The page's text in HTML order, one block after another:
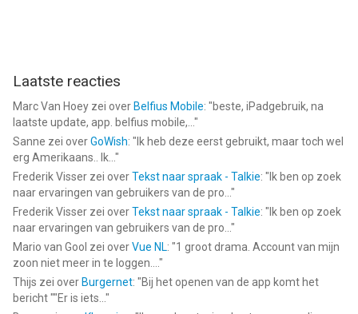
Laatste reacties
Marc Van Hoey zei over Belfius Mobile: "beste, iPadgebruik, na
laatste update, app. belfius mobile,... "
Sanne zei overGoWish: " Ik heb deze eerst gebruikt, maar toch wel
erg Amerikaans.. Ik... "
Frederik Visser zei overTekst naar spraak - Talkie: " Ik ben op zoek
naar ervaringen van gebruikers van de pro... "
Frederik Visser zei overTekst naar spraak - Talkie: " Ik ben op zoek
naar ervaringen van gebruikers van de pro... "
Mario van Gool zei overVue NL: "1 groot drama. Account van mijn
zoon niet meer in te loggen.... "
Thijs zei over Burgernet: "Bij het openen van de app komt het
bericht ""Er is iets... "